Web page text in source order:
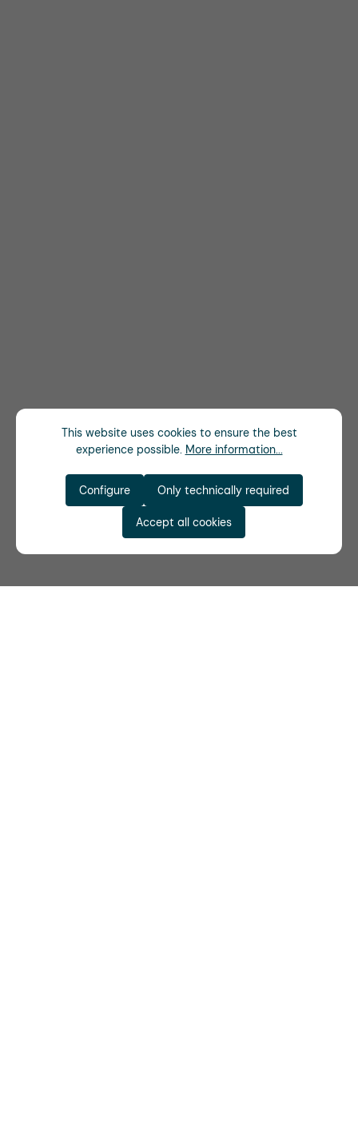
This website uses cookies to ensure the best
experience possible. More information...
Only technically required
Configure
Accept all cookies